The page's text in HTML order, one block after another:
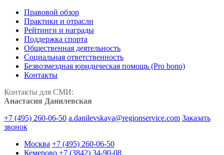
Правовой обзор
Практики и отрасли
Рейтинги и награды
Поддержка спорта
Общественная деятельность
Социальная ответственность
Безвозмездная юридическая помощь (Pro bono)
Контакты
Контакты для СМИ:
Анастасия Данилевская
+7 (495) 260-06-50 a.danilevskaya@regionservice.com Заказать
звонок
Москва +7 (495) 260-06-50
Кемерово +7 (3842) 34-90-08